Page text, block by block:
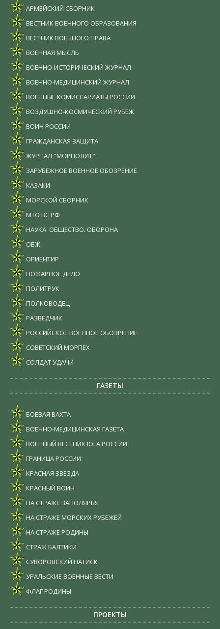
АРМЕЙСКИЙ СБОРНИК
ВЕСТНИК ВОЕННОГО ОБРАЗОВАНИЯ
ВЕСТНИК ВОЕННОГО ПРАВА
ВОЕННАЯ МЫСЛЬ
ВОЕННО-ИСТОРИЧЕСКИЙ ЖУРНАЛ
ВОЕННО-МЕДИЦИНСКИЙ ЖУРНАЛ
ВОЕННЫЕ КОМИССАРИАТЫ РОССИИ
ВОЗДУШНО-КОСМИЧЕСКИЙ РУБЕЖ
ВОИН РОССИИ
ГРАЖДАНСКАЯ ЗАЩИТА
ЖУРНАЛ "МОРПОЛИТ"
ЗАРУБЕЖНОЕ ВОЕННОЕ ОБОЗРЕНИЕ
КАЗАКИ
МОРСКОЙ СБОРНИК
МТО ВС РФ
НАУКА. ОБЩЕСТВО. ОБОРОНА
ОБЖ
ОРИЕНТИР
ПОЖАРНОЕ ДЕЛО
ПОЛИТРУК
ПОЛКОВОДЕЦ
РАЗВЕДЧИК
РОССИЙСКОЕ ВОЕННОЕ ОБОЗРЕНИЕ
СОВЕТСКИЙ МОРПЕХ
СОЛДАТ УДАЧИ
ГАЗЕТЫ
БОЕВАЯ ВАХТА
ВОЕННО-МЕДИЦИНСКАЯ ГАЗЕТА
ВОЕННЫЙ ВЕСТНИК ЮГА РОССИИ
ГРАНИЦА РОССИИ
КРАСНАЯ ЗВЕЗДА
КРАСНЫЙ ВОИН
НА СТРАЖЕ ЗАПОЛЯРЬЯ
НА СТРАЖЕ МОРСКИХ РУБЕЖЕЙ
НА СТРАЖЕ РОДИНЫ
СТРАЖ БАЛТИКИ
СУВОРОВСКИЙ НАТИСК
УРАЛЬСКИЕ ВОЕННЫЕ ВЕСТИ
ФЛАГ РОДИНЫ
ПРОЕКТЫ